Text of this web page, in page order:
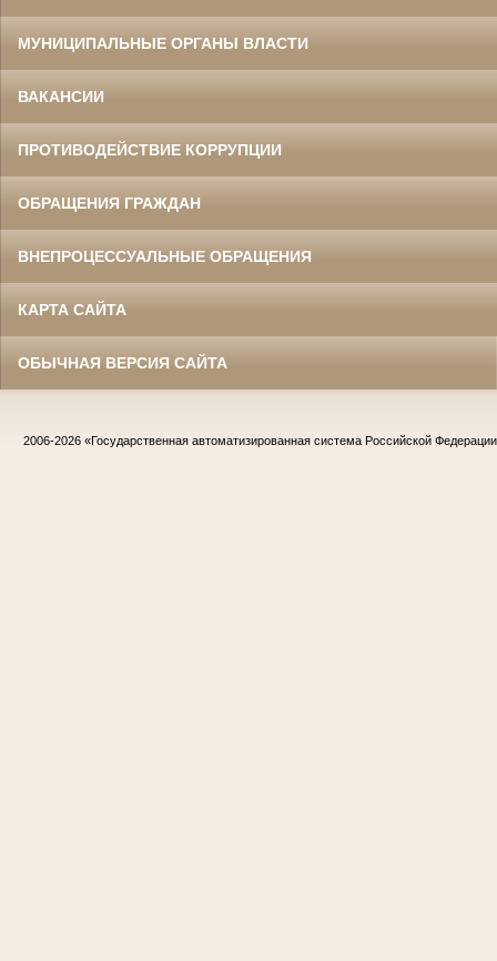
МУНИЦИПАЛЬНЫЕ ОРГАНЫ ВЛАСТИ
ВАКАНСИИ
ПРОТИВОДЕЙСТВИЕ КОРРУПЦИИ
ОБРАЩЕНИЯ ГРАЖДАН
ВНЕПРОЦЕССУАЛЬНЫЕ ОБРАЩЕНИЯ
КАРТА САЙТА
ОБЫЧНАЯ ВЕРСИЯ САЙТА
2006-2026 «Государственная автоматизированная система Российской